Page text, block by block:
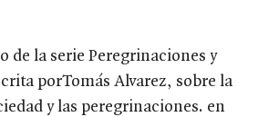
de la serie Peregrinaciones y
porTomás Alvarez, sobre la
y las peregrinaciones. en